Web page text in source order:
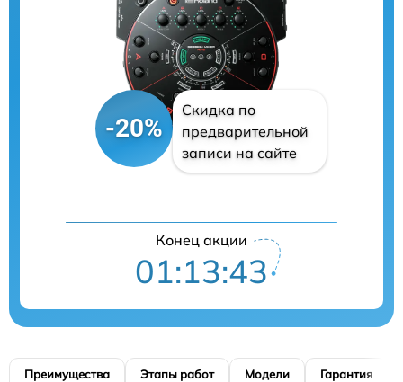
-20%
Скидка по
предварительной
записи на сайте
Конец акции
01:13:42
Преимущества Этапы работ Модели Гарантия